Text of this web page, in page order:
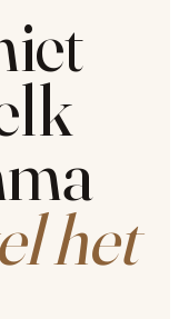
het